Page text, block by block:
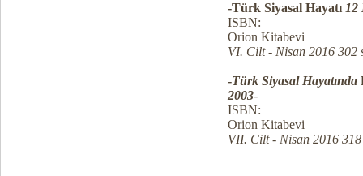
-Türk Siyasal Hayatı 12
ISBN:
Orion Kitabevi
VI. Cilt - Nisan 2016 302
-Türk Siyasal Hayatında
2003-
ISBN:
Orion Kitabevi
VII. Cilt - Nisan 2016 318